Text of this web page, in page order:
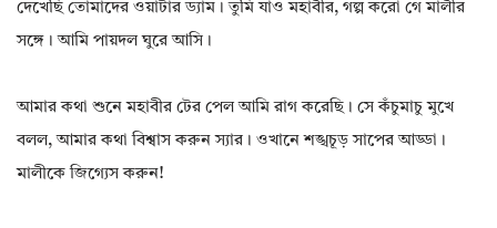
দেখেছি তোমাদের ওয়াটার ড্যাম। তুমি যাও মহাবীর, গল্প করো গে মালীর
সঙ্গে। আমি পায়দল ঘুরে আসি।
আমার কথা শুনে মহাবীর টের পেল আমি রাগ করেছি। সে কঁচুমাচু মুখে
বলল, আমার কথা বিশ্বাস করুন স্যার। ওখানে শঙ্খচূড় সাপের আড্ডা।
মালীকে জিগ্যেস করুন!